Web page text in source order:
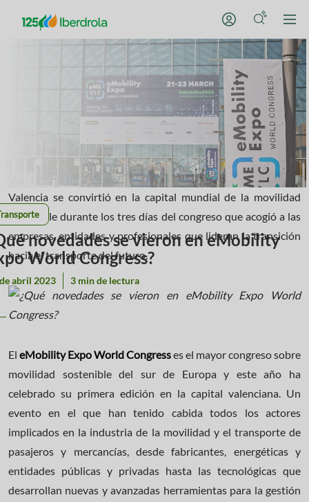
novedades se vieron en eMobility
World Congress?
abril 2023 3 min de lectura
Valencia se convirtió en la capital mundial de la movilidad
sostenible durante los tres días del congreso que acogió a las
empresas, entidades y profesionales que lideran la transición
hacia el transporte del futuro.
El eMobility Expo World Congresses el mayor congreso sobre
movilidad sostenible del sur de Europa y este año ha
celebrado su primera edición en la capital valenciana. Un
evento en el que han tenido cabida todos los actores
implicados en la industria de la movilidad y el transporte de
pasajeros y mercancías, desde fabricantes, energéticas y
entidades públicas y privadas hasta las tecnológicas que
desarrollan nuevas y avanzadas herramientas para la gestión